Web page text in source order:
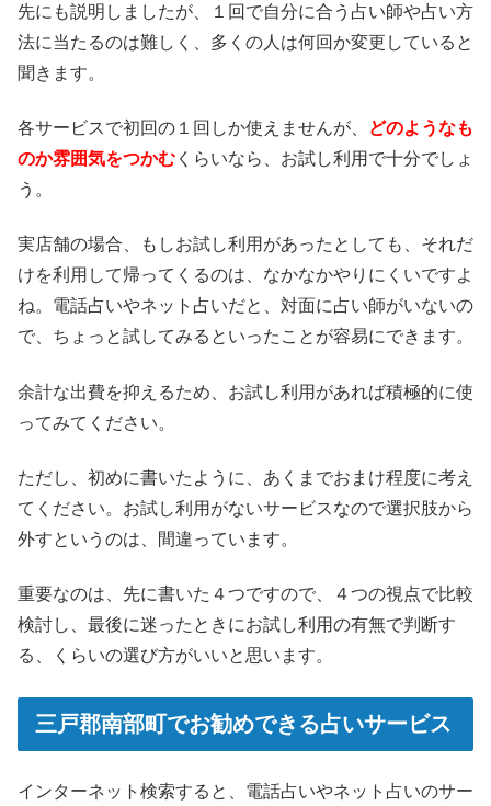
先にも説明しましたが、１回で自分に合う占い師や占い方
法に当たるのは難しく、多くの人は何回か変更していると
聞きます。
各サービスで初回の１回しか使えませんが、
どのようなも
のか雰囲気をつかむ くらいなら、お試し利用で十分でしょ
う。
実店舗の場合、もしお試し利用があったとしても、それだ
けを利用して帰ってくるのは、なかなかやりにくいですよ
ね。電話占いやネット占いだと、対面に占い師がいないの
で、ちょっと試してみるといったことが容易にできます。
余計な出費を抑えるため、お試し利用があれば積極的に使
ってみてください。
ただし、初めに書いたように、あくまでおまけ程度に考え
てください。お試し利用がないサービスなので選択肢から
外すというのは、間違っています。
重要なのは、先に書いた４つですので、４つの視点で比較
検討し、最後に迷ったときにお試し利用の有無で判断す
る、くらいの選び方がいいと思います。
三戸郡南部町でお勧めできる占いサービス
インターネット検索すると、電話占いやネット占いのサー